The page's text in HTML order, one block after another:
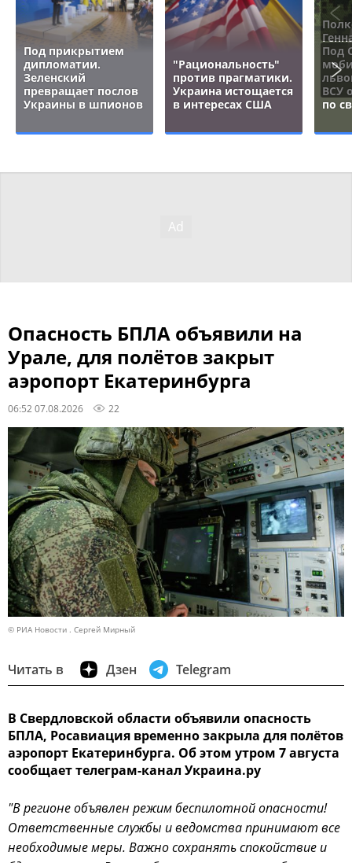
Под прикрытием
дипломатии.
Зеленский
превращает послов
Украины в шпионов
"Рациональность"
против прагматики.
Украина истощается
в интересах США
Под
ВСУ
по
Опасность БПЛА объявили на
Урале, для полётов закрыт
аэропорт Екатеринбурга
06:52 07.08.2026 22
© РИА Новости . Сергей Мирный
Читать в Дзен Telegram
В Свердловской области объявили опасность
БПЛА, Росавиация временно закрыла для полётов
аэропорт Екатеринбурга. Об этом утром 7 августа
сообщает телеграм-канал Украина.ру
"В регионе объявлен режим беспилотной опасности!
Ответственные службы и ведомства принимают все
необходимые меры. Важно сохранять спокойствие и